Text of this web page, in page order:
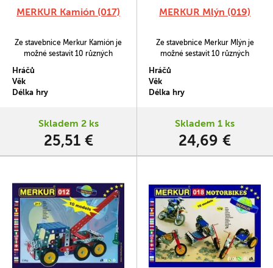
MERKUR Kamión (017)
Ze stavebnice Merkur Kamión je
možné sestavit 10 různých
Hráčů
Věk
Délka hry
Skladem 2 ks
25,51 €
MERKUR Mlýn (019)
Ze stavebnice Merkur Mlýn je
možné sestavit 10 různých
Hráčů
Věk
Délka hry
Skladem 1 ks
24,69 €